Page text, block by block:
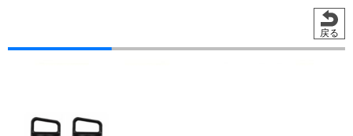
戻る